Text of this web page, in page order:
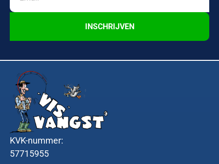
INSCHRIJVEN
KVK-nummer:
57715955